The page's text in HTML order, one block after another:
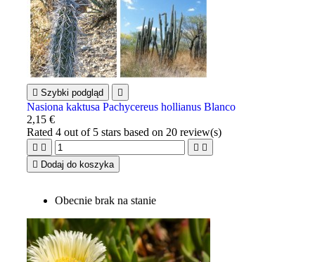
 Szybki podgląd 
Nasiona kaktusa Pachycereus hollianus Blanco
2,15 €
Rated4 out of 5 stars based on 20 review(s)
   
 Dodaj do koszyka
Obecnie brak na stanie